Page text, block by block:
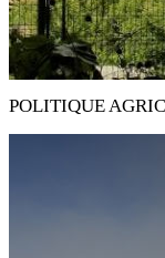
POLITIQUE